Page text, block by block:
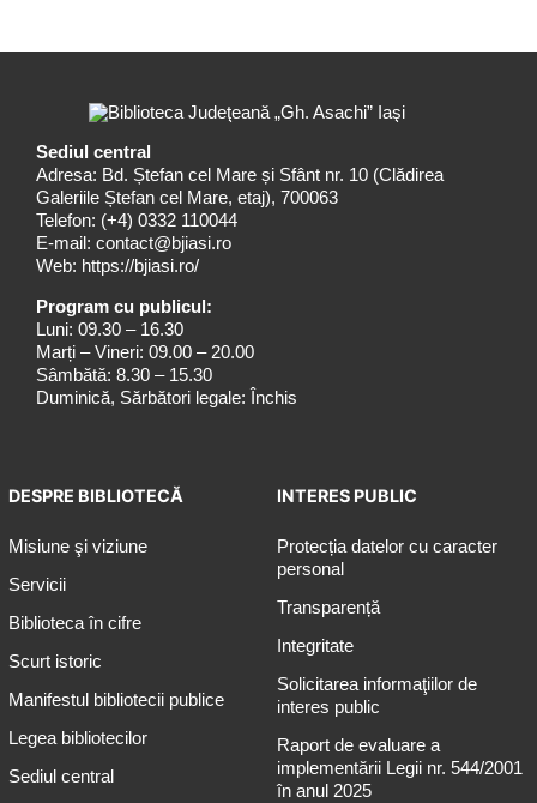
Sediul central
Adresa: Bd. Ștefan cel Mare și Sfânt nr. 10 (Clădirea
Galeriile Ștefan cel Mare, etaj), 700063
Telefon: (+4) 0332 110044
E-mail: contact@bjiasi.ro
Web: https://bjiasi.ro/
Program cu publicul:
Luni: 09.30 – 16.30
Marți – Vineri: 09.00 – 20.00
Sâmbătă: 8.30 – 15.30
Duminică, Sărbători legale: Închis
DESPRE BIBLIOTECĂ
Misiune şi viziune
Servicii
Biblioteca în cifre
Scurt istoric
Manifestul bibliotecii publice
Legea bibliotecilor
Sediul central
INTERES PUBLIC
Protecția datelor cu caracter
personal
Transparență
Integritate
Solicitarea informaţiilor de
interes public
Raport de evaluare a
implementării Legii nr. 544/2001
în anul 2025